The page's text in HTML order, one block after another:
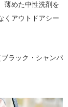
薄めた中性洗剤を
くアウトドアシー
ラック・シャンパ